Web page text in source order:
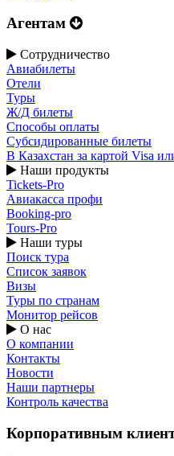
Агентам
Сотрудничество
Авиабилеты
Отели
Туры
Ж/Д билеты
Способы оплаты
Субсидированные билеты
В Казахстан за картой Visa
Наши продукты
Tickets-Pro
Авиакасса профи
Booking-pro
Tours-Pro
Наши туры
Поиск тура
Список заявок
Визы
Туры по странам
Монитор рейсов
О нас
О компании
Контакты
Новости
Наши партнеры
Контроль качества
Корпоративным